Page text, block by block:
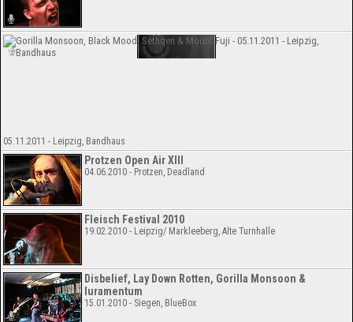
05.11.2011 - Leipzig, Bandhaus
Protzen Open Air XIII
04.06.2010 - Protzen, Deadland
Fleisch Festival 2010
19.02.2010 - Leipzig/ Markleeberg, Alte Turnhalle
Disbelief, Lay Down Rotten, Gorilla Monsoon &
Iuramentum
15.01.2010 - Siegen, BlueBox